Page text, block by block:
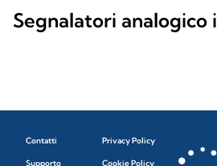
Segnalatori analogico
Contatti
Supporto
Privacy Policy
Cookie Policy